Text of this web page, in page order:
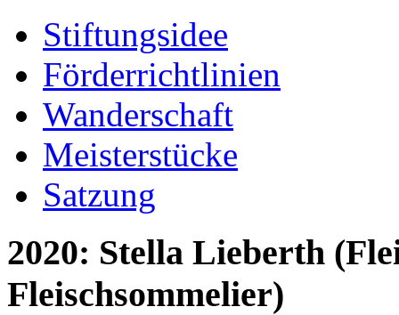
Stiftungsidee
Förderrichtlinien
Wanderschaft
Meisterstücke
Satzung
2020: Stella Lieberth
Fleischsommelier)